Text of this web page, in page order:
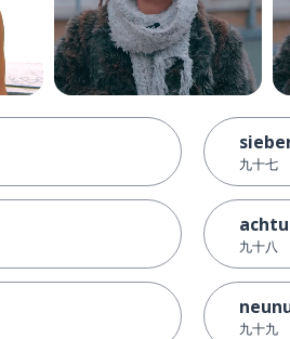
九十七
九十八
九十九